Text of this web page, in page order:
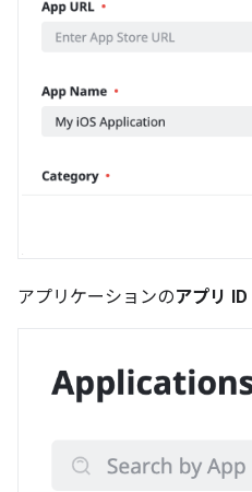
アプリケーションのアプリ ID